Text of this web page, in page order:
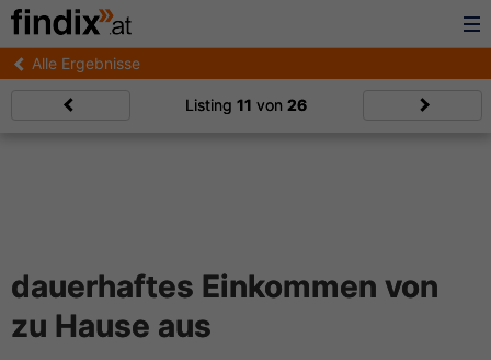
Alle Ergebnisse
Listing 11 von 26
dauerhaftes Einkommen von
zu Hause aus